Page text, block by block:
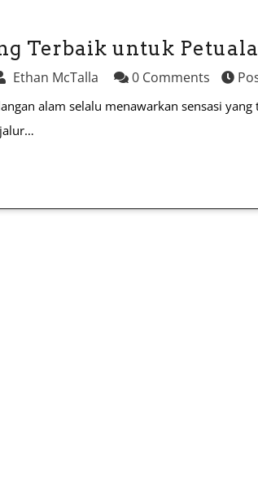
Terbaik untuk
Ethan McTalla 0 Comments
alam selalu menawarkan sensasi